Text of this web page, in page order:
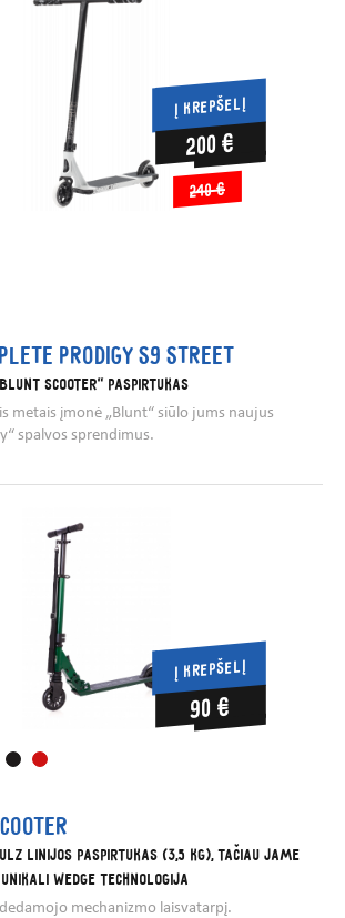
Į KREPŠELĮ
200 €
240 €
PRODIGY S9 STREET
Scooter“ paspirtukas
metais įmonė „Blunt“ siūlo jums naujus
spalvos sprendimus.
Į KREPŠELĮ
90 €
linijos paspirtukas (3,5 kg), tačiau jame
WEDGE technologija
mechanizmo laisvatarpį.